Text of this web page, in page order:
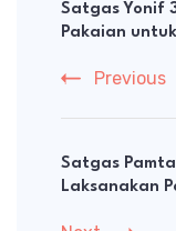
Navigation
Satgas Yonif
Pakaian
Previous
Satgas
Laksanakan